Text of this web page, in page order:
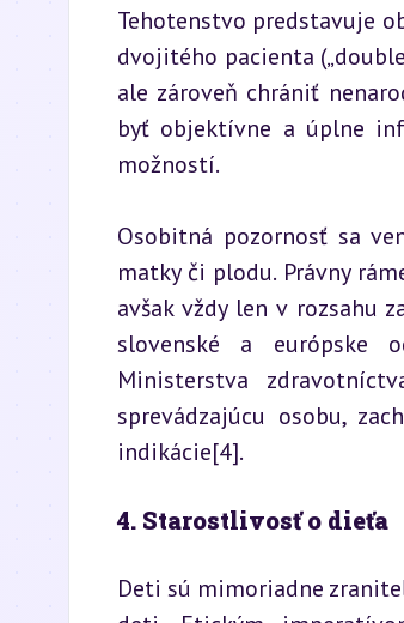
Tehotenstvo predstavuje
dvojitého pacienta
ale zároveň chrániť
byť objektívne a úplne
možností.
Osobitná pozornosť sa
matky či plodu. Právny
avšak vždy len v rozsahu
slovenské a európske
Ministerstva
sprevádzajúcu osobu,
indikácie[4].
4. Starostlivosť o dieťa
Deti sú mimoriadne